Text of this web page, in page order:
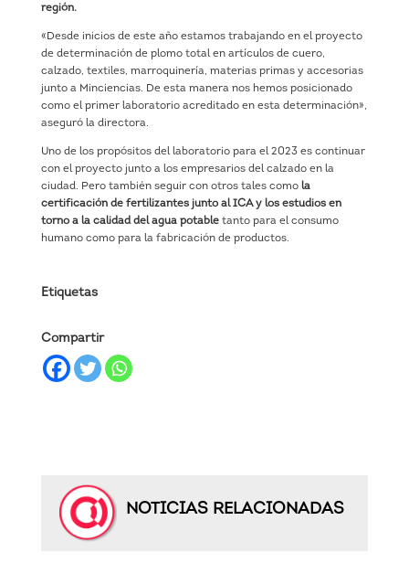
región.
«Desde inicios de este año estamos trabajando en el proyecto
de determinación de plomo total en artículos de cuero,
calzado, textiles, marroquinería, materias primas y accesorias
junto a Minciencias. De esta manera nos hemos posicionado
como el primer laboratorio acreditado en esta determinación»,
aseguró la directora.
Uno de los propósitos del laboratorio para el 2023 es continuar
con el proyecto junto a los empresarios del calzado en la
ciudad. Pero también seguir con otros tales comola
certificación de fertilizantes junto al ICA y los estudios en
torno a la calidad del agua potabletanto para el consumo
humano como para la fabricación de productos.
Etiquetas
Compartir
NOTICIAS RELACIONADAS